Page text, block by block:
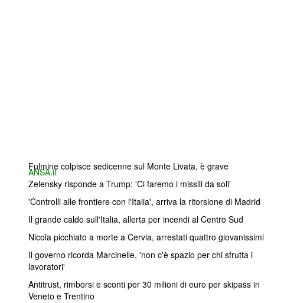
ANSA.it
Fulmine colpisce sedicenne sul Monte Livata, è grave
Zelensky risponde a Trump: 'Ci faremo i missili da soli'
'Controlli alle frontiere con l'Italia', arriva la ritorsione di Madrid
Il grande caldo sull'Italia, allerta per incendi al Centro Sud
Nicola picchiato a morte a Cervia, arrestati quattro giovanissimi
Il governo ricorda Marcinelle, 'non c'è spazio per chi sfrutta i
lavoratori'
Antitrust, rimborsi e sconti per 30 milioni di euro per skipass in
Veneto e Trentino